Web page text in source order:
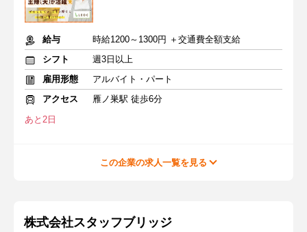
給与
時給1200～1300円 ＋交通費全額支給
シフト
週3日以上
雇用形態
アルバイト・パート
アクセス
雁ノ巣駅 徒歩6分
あと2日
この企業の求人一覧を見る
株式会社スタッフブリッジ